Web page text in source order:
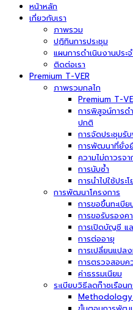
หน้าหลัก
เกี่ยวกับเรา
ภาพรวม
ปฏิทินการประชุม
แผนการดำเนินงานประ
ติดต่อเรา
Premium T-VER
ภาพรวมกลไก
Premium T-
การพิสูจน์การด
ปกติ
การจัดประชุมรั
การพัฒนาที่ยั่งยื
ความไม่ถาวรจ
การนับซ้ำ
การนำไปใช้ประ
การพัฒนาโครงการ
การขอขึ้นทะเบีย
การขอรับรองค
การเปิดบัญชี แ
การต่ออายุ
การเปลี่ยนแปล
การตรวจสอบค
ค่าธรรมเนียม
ระเบียบวิธีลดก๊าซเรือน
Methodology